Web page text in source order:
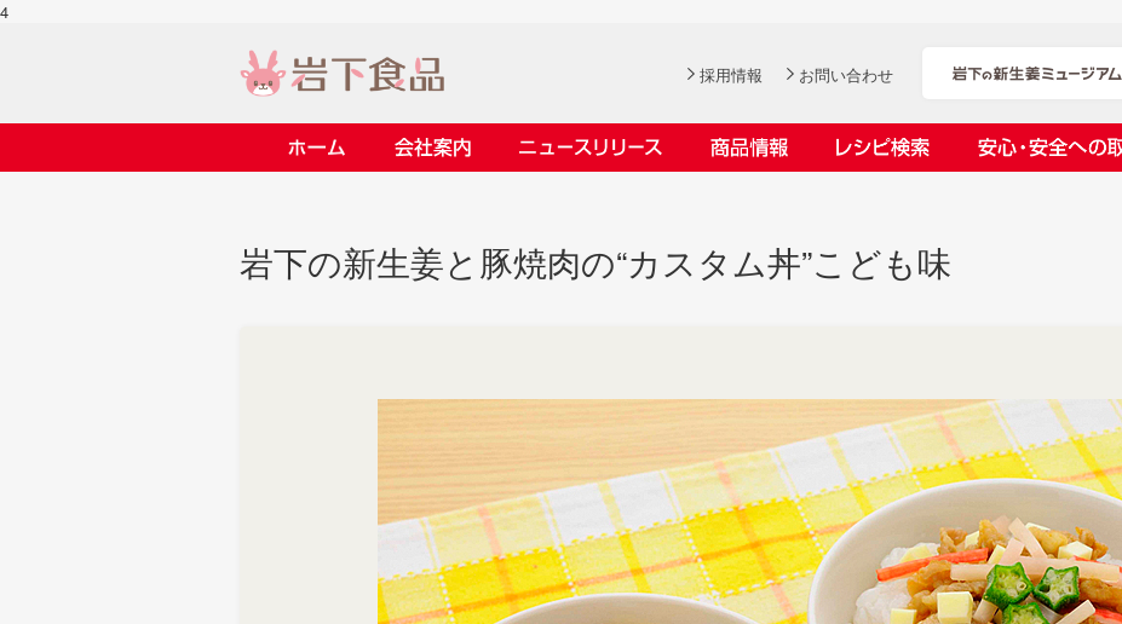
4
採用情報 お問い合わせ
沿革
> プレスリリース
> イワシカちゃん
> オンラインショップ
> メディア掲載
【7月1日～8月30日】夏イベン
2026」｜岩下の新生姜ミュー
ジアム
2026.07.01
YouTubeチャンネル「料理研究
家リュウジのバズレシピ」で岩
下の新生姜コラボ動画を公開！
～岩下社長おすすめレシピ編～
2026.06.19
> 岩下の新生姜
> オリーブ
岩下の新生姜 岩下のピリ辛らっきょう
> 岩下の新生姜レシピ
> その他のレシピ
社長おすすめ！岩下の新生姜と
岩下の新生姜とちくわのくるく
る巻き
お客様との取
しょうがを食べてお悩み解決 教えて！石原
目指せ！１万
岩下の新生姜と豚焼肉の“カスタム丼”こども味